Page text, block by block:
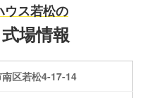
ウス若松の
場情報
区若松4-17-14